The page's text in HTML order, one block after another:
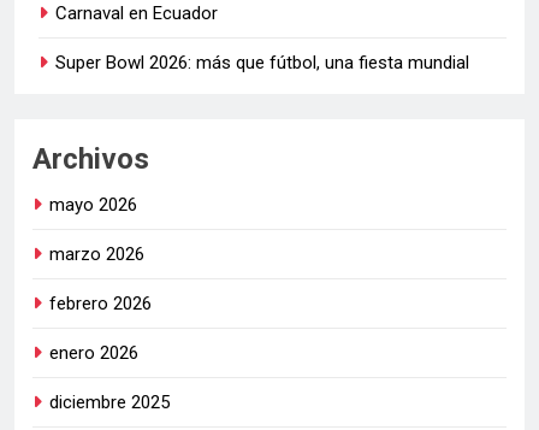
Carnaval en Ecuador
Super Bowl 2026: más que fútbol, una fiesta mundial
Archivos
mayo 2026
marzo 2026
febrero 2026
enero 2026
diciembre 2025